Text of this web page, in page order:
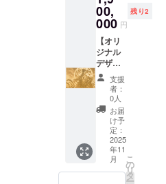
す。
（商品
の説
明） ・
数量：1
点 ・サ
イズ：
1500×1
000・
MDF5.5
ｍｍ
00,
000 円
残り2
【オリ
ジナル
デザイ
ンレー
ザー彫
刻 】 月
夜見(ツ
クヨミ)
をデザ
インし
た MDF
レー
ザー彫
支援
者：
0人
お届
け予
定：
2025
年11
月
こ
の
リ
タ
ー